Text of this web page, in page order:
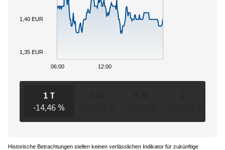
06:00 12:00
1,35 EUR
1,40 EUR
1 T
-14,46 %
Historische Betrachtungen stellen keinen verlässlichen Indikator für zukünftige